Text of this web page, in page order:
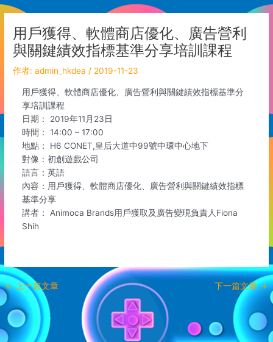
用戶獲得、軟體商店優化、廣告營利
與關鍵績效指標基準分享培訓課程
作者:admin_hkdea/ 2019-11-23
用戶獲得、軟體商店優化、廣告營利與關鍵績效指標基準分
享培訓課程
日期： 2019年11月23日
時間： 14:00 – 17:00
地點： H6 CONET,皇后大道中99號中環中心地下
對像：初創遊戲公司
語言：英語
內容：用戶獲得、軟體商店優化、廣告營利與關鍵績效指標
基準分享
講者： Animoca Brands用戶獲取及廣告變現負責人Fiona
Shih
←上一篇文章 下一篇文章→